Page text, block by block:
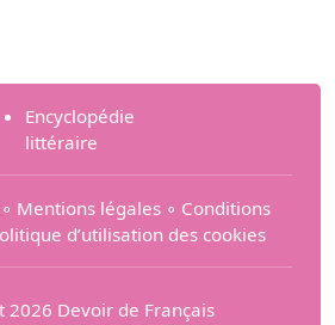
Encyclopédie
littéraire
∘ Mentions légales ∘ Conditions
d’utilisation des cookies
2026 Devoir de Français